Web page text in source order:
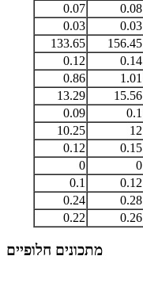
0.08
0.07
0.03
0.03
156.45
133.65
0.14
0.12
1.01
0.86
15.56
13.29
0.1
0.09
12
10.25
0.15
0.12
0
0
0.12
0.1
0.28
0.24
0.26
0.22
מתכונים חלופיים